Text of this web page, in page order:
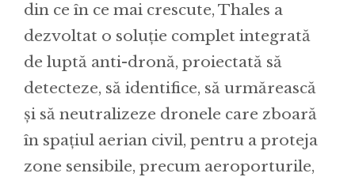
din ce în ce mai crescute, Thales a
dezvoltat o soluție complet integrată
de luptă anti-dronă, proiectată să
detecteze, să identifice, să urmărească
și să neutralizeze dronele care zboară
în spațiul aerian civil, pentru a proteja
zone sensibile, precum aeroporturile,